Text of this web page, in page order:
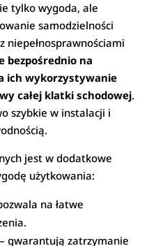
tylko wygoda, ale
samodzielności
niepełnosprawnościami
bezpośrednio na
ich wykorzystywanie
całej klatki schodowej.
szybkie w instalacji i
jest w dodatkowe
użytkowania:
na łatwe
gwarantują zatrzymanie